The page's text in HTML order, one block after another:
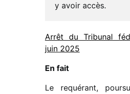
y avoir accès.
Arrêt du Tribunal
juin 2025
En fait
Le requé­rant,